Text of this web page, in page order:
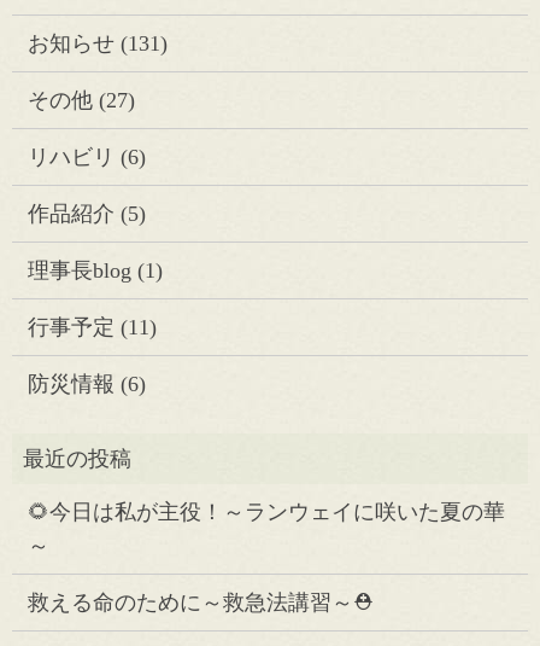
お知らせ(131)
その他(27)
リハビリ (6)
作品紹介 (5)
理事長blog (1)
行事予定 (11)
防災情報 (6)
🌻今日は私が主役！～ランウェイに咲いた夏の華
～
救える命のために～救急法講習～⛑️